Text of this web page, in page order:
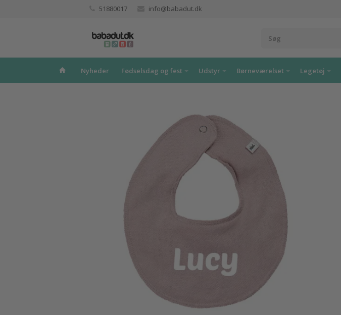
51880017 info@babadut.dk
Nyheder Fødselsdag og fest Udstyr Børneværelset Legetøj